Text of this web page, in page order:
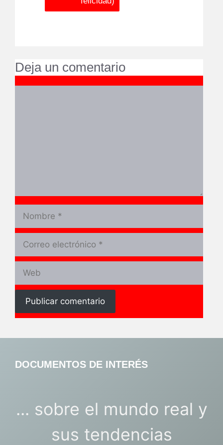
Deja un comentario
electrónico
DOCUMENTOS DE INTERÉS
... sobre el mundo real y
sus tendencias